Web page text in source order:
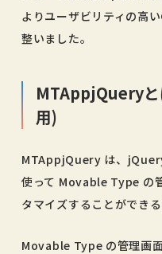
よりユーザビリティの高
整いました。
MTAppjQueryと
用)
MTAppjQuery は、
使って Movable Type の
タマイズすることができる
Movable Type の管理画